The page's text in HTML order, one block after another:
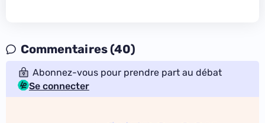
Commentaires (40)
Abonnez-vous pour prendre part au débat
Se connecter